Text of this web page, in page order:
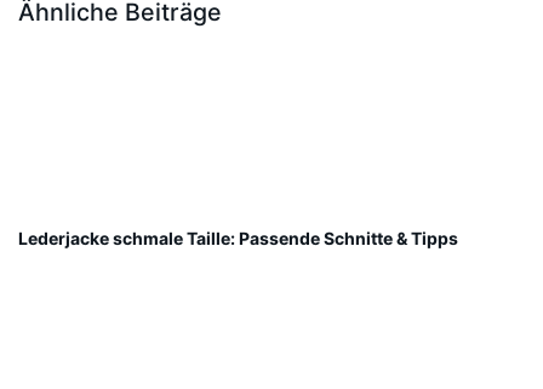
Ähnliche Beiträge
Lederjacke schmale Taille: Passende Schnitte & Tipps